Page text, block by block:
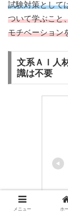
試験対策として
ついて学ぶこと
モチベーション
文系ＡＩ人
識は不要
メニュー ホ